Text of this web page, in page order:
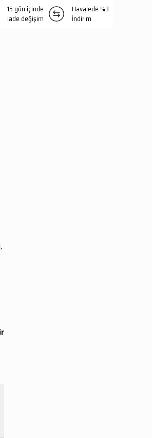
15 gün içinde
iade değişim
Havalede %3
İndirim
.